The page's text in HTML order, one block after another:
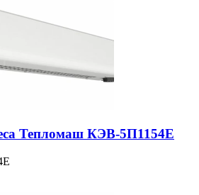
Тепломаш КЭВ-5П1154Е